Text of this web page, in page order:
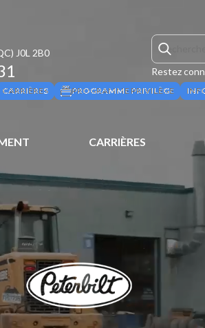
J0L 2B0
Restez
CARRIÈRES PROGRAMME PRIVILÈGE
CARRIÈRES